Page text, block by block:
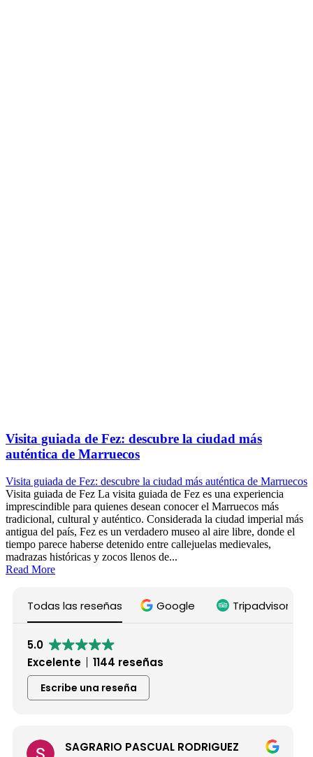
Visita guiada de Fez: descubre la ciudad más
auténtica de Marruecos
Visita guiada de Fez: descubre la ciudad más auténtica de Marruecos
Visita guiada de Fez La visita guiada de Fez es una experiencia
imprescindible para quienes desean conocer el Marruecos más
tradicional, cultural y auténtico. Considerada la ciudad imperial más
antigua del país, Fez es un verdadero museo al aire libre, donde el
tiempo parece haberse detenido entre callejuelas medievales,
madrazas históricas y zocos llenos de...
Read More
Todas las reseñas Google Tripadvisor
5.0
Excelente
1144 reseñas
Escribe una reseña
RODRIGUEZ Maria De